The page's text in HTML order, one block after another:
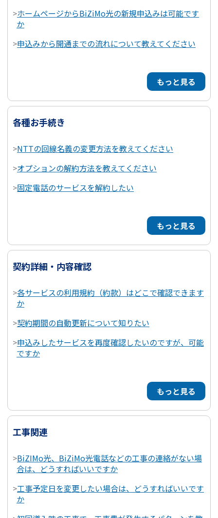
>ホームページからBiZiMo光の新規申込みは可能です
か
>申込みから開通までの流れについて教えてください
もっと見る
各種お手続き
>NTTの回線名義の変更方法を教えてください
>オプションの解約方法を教えてください
>固定電話のサービスを解約したい
もっと見る
契約詳細・内容確認
>各サービスの利用規約（約款）はどこで確認できます
か
>契約期間の自動更新について知りたい
>申込みしたサービスを再度確認したいのですが、可能
ですか
もっと見る
工事関連
>BiZIMo光、BiZiMo光電話などの工事の連絡がない場
合は、どうすればいいですか
>工事予定日を変更したい場合は、どうすればいいです
か